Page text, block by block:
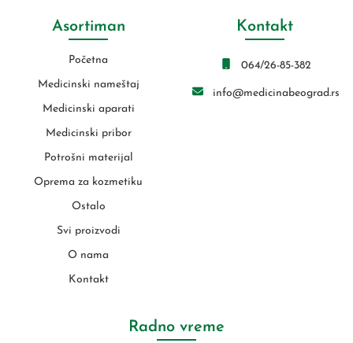
Asortiman
Početna
Medicinski nameštaj
Medicinski aparati
Medicinski pribor
Potrošni materijal
Oprema za kozmetiku
Ostalo
Svi proizvodi
O nama
Kontakt
Kontakt
064/26-85-382
info@medicinabeograd.rs
Radno vreme